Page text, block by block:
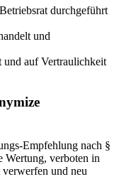
durchgeführt
und
und auf Vertraulichkeit
Empfehlung nach §
Wertung, verboten in
und neu